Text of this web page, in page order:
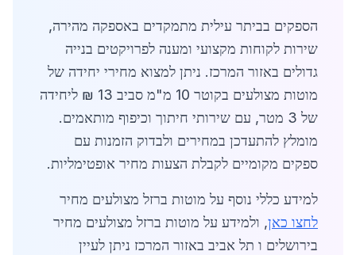
הספקים בביתר עילית מתמקדים באספקה מהירה,
שירות לקוחות מקצועי ומענה לפרויקטים בנייה
גדולים באזור המרכז. ניתן למצוא מחירי יחידה של
מוטות מצולעים בקוטר 10 מ"מ סביב 13 ₪ ליחידה
של 3 מטר, עם שירותי חיתוך וכיפוף מותאמים.
מומלץ להתעדכן במחירים ולבדוק הזמנות עם
ספקים מקומיים לקבלת הצעות מחיר אופטימליות.
למידע כללי נוסף על מוטות ברזל מצולעים מחיר
לחצו כאן, ולמידע על מוטות ברזל מצולעים מחיר
בירושלים ו תל אביב באזור המרכז ניתן לעיין